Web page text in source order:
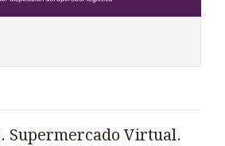
Supermercado Virtual.